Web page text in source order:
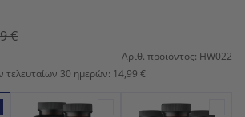
€
Αριθ. προϊόντος: HW022
τελευταίων 30 ημερών: 14,99 €